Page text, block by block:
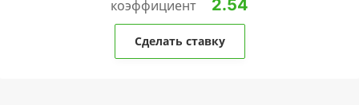
коэффициент 2.54
Сделать ставку